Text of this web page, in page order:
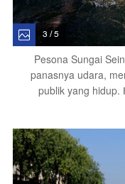
3 / 5
Pesona Sungai
panasnya udara,
publik yang hidup.